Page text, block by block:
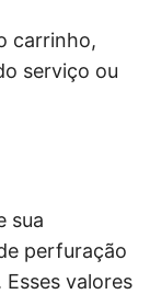
carrinho,
serviço ou
sua
perfuração
valores